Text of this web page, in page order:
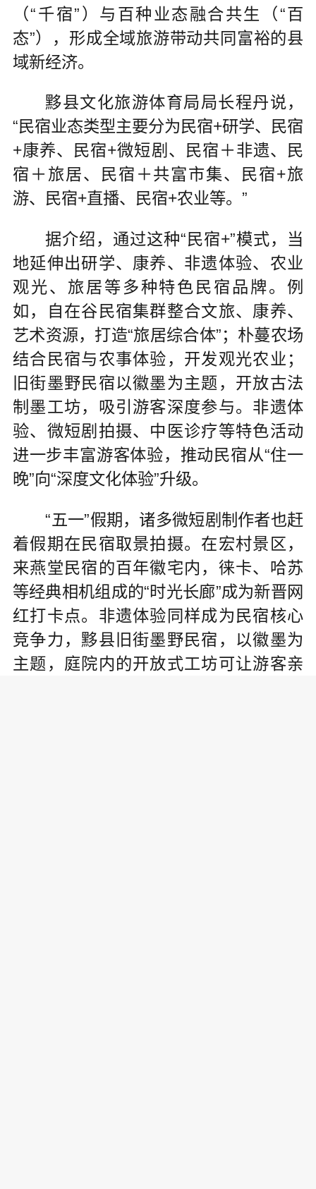
（“千宿”）与百种业态融合共生（“百
态”），形成全域旅游带动共同富裕的县
域新经济。
黟县文化旅游体育局局长程丹说，
“民宿业态类型主要分为民宿+研学、民宿
+康养、民宿+微短剧、民宿＋非遗、民
宿＋旅居、民宿＋共富市集、民宿+旅
游、民宿+直播、民宿+农业等。”
据介绍，通过这种“民宿+”模式，当
地延伸出研学、康养、非遗体验、农业
观光、旅居等多种特色民宿品牌。例
如，自在谷民宿集群整合文旅、康养、
艺术资源，打造“旅居综合体”；朴蔓农场
结合民宿与农事体验，开发观光农业；
旧街墨野民宿以徽墨为主题，开放古法
制墨工坊，吸引游客深度参与。非遗体
验、微短剧拍摄、中医诊疗等特色活动
进一步丰富游客体验，推动民宿从“住一
晚”向“深度文化体验”升级。
“五一”假期，诸多微短剧制作者也赶
着假期在民宿取景拍摄。在宏村景区，
来燕堂民宿的百年徽宅内，徕卡、哈苏
等经典相机组成的“时光长廊”成为新晋网
红打卡点。非遗体验同样成为民宿核心
竞争力，黟县旧街墨野民宿，以徽墨为
主题，庭院内的开放式工坊可让游客亲